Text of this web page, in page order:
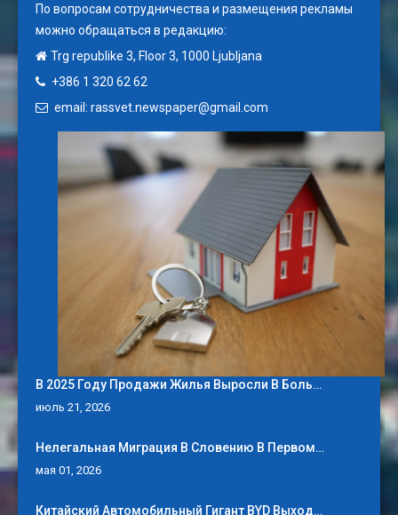
По вопросам сотрудничества и размещения рекламы
можно обращаться в редакцию:
Trg republike 3, Floor 3, 1000 Ljubljana
+386 1 320 62 62
email: rassvet.newspaper@gmail.com
В 2025 Году Продажи Жилья Выросли В Боль…
июль 21, 2026
Нелегальная Миграция В Словению В Первом…
мая 01, 2026
Китайский Автомобильный Гигант BYD Выход…